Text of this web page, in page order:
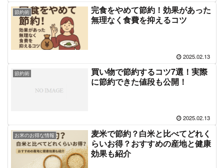
節約術
完食をやめて節約！効果があった
無理なく食費を抑えるコツ
2025.02.13
節約術
買い物で節約するコツ7選！実際
に節約できた値段も公開！
2025.02.13
お米のお得な情報
麦米で節約？白米と比べてどれく
らいお得？おすすめの産地と健康
効果も紹介